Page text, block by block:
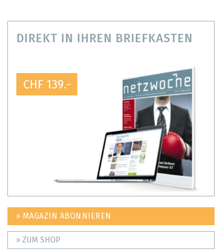
DIREKT IN IHREN BRIEFKASTEN
CHF 139.-
» MAGAZIN ABONNIEREN
» ZUM SHOP